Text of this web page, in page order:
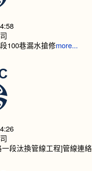
100巷漏水搶修more...
段汰換管線工程]管線連絡